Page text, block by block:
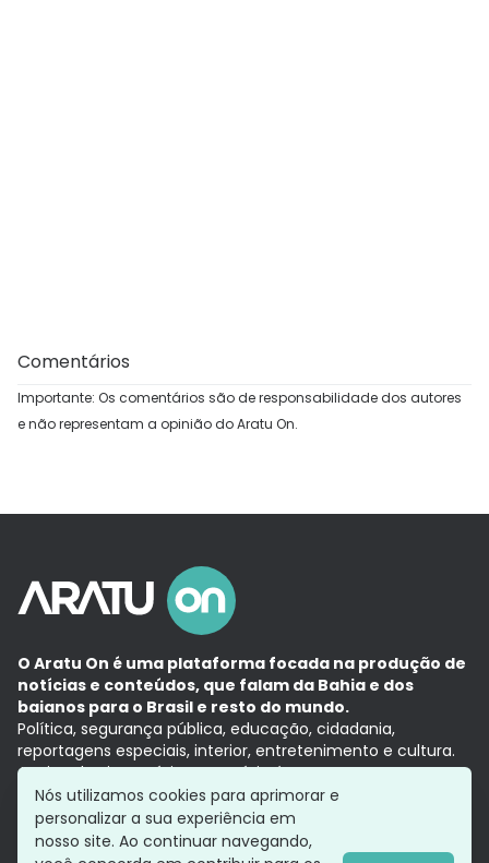
Comentários
Importante: Os comentários são de responsabilidade dos autores
e não representam a opinião do Aratu On.
O Aratu On é uma plataforma focada na produção de
notícias e conteúdos, que falam da Bahia e dos
baianos para o Brasil e resto do mundo.
Política, segurança pública, educação, cidadania,
reportagens especiais, interior, entretenimento e cultura.
Aqui, tudo vira notícia e a notícia é no tempo presente,
com a credibilidade do Grupo Aratu.
Grupo Aratu
Política de privacidade
Nós utilizamos cookies para aprimorar e
personalizar a sua experiência em
nosso site. Ao continuar navegando,